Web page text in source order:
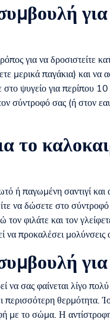
για να δροσιστείτε
μερικά παγάκια) και να
ψυγείο για περίπου
σύντροφό σας (ή στον
το
ή παγωμένη σαντιγί
να δώσετε στο
φιλάτε και τον
προκαλέσει μολύνσεις
για
να σας φαίνεται λίγο
θερμότητα.
με το σώμα. Η